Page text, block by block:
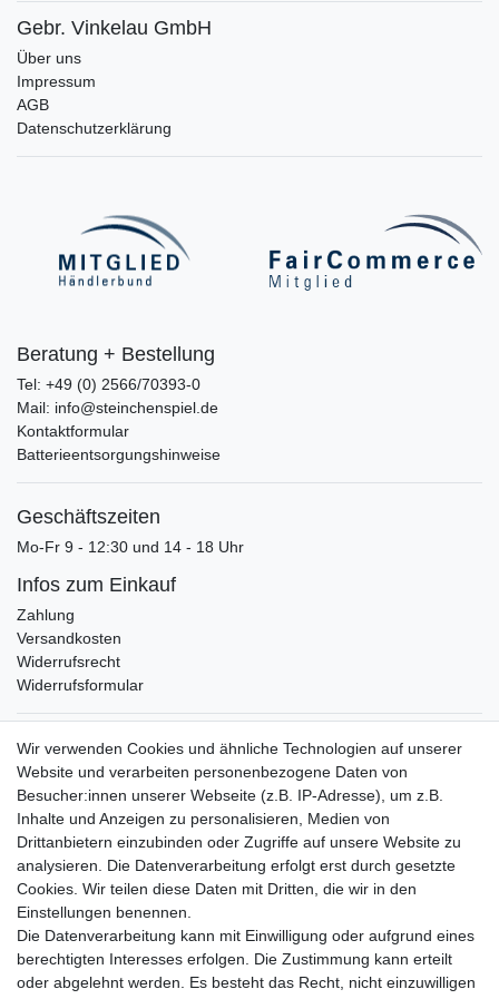
Gebr. Vinkelau GmbH
Über uns
Impressum
AGB
Datenschutzerklärung
Beratung + Bestellung
Tel: +49 (0) 2566/70393-0
Mail: info@steinchenspiel.de
Kontaktformular
Batterieentsorgungshinweise
Geschäftszeiten
Mo-Fr 9 - 12:30 und 14 - 18 Uhr
Infos zum Einkauf
Zahlung
Versandkosten
Widerrufsrecht
Widerrufsformular
Verpackungslizenz
bei der Landbell AG
Zahlungsarten
Vorabüberweisung
Rechnungskauf
Zahlung bei Abholung
PayPal (inkl. Kreditkarten)
Wir verwenden Cookies und ähnliche Technologien auf unserer
Website und verarbeiten personenbezogene Daten von
Besucher:innen unserer Webseite (z.B. IP-Adresse), um z.B.
Inhalte und Anzeigen zu personalisieren, Medien von
Drittanbietern einzubinden oder Zugriffe auf unsere Website zu
analysieren. Die Datenverarbeitung erfolgt erst durch gesetzte
Cookies. Wir teilen diese Daten mit Dritten, die wir in den
Einstellungen benennen.
Die Datenverarbeitung kann mit Einwilligung oder aufgrund eines
berechtigten Interesses erfolgen. Die Zustimmung kann erteilt
oder abgelehnt werden. Es besteht das Recht, nicht einzuwilligen